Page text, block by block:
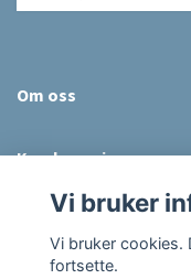
Om oss
Kundeservice
Vi bruker
Vi bruker cookies.
fortsette.